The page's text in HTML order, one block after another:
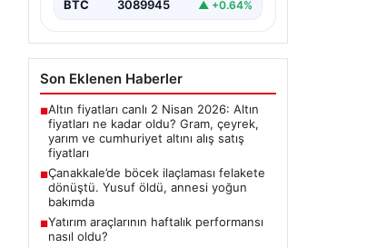
BTC 3089945 ▲ +0.64%
Son Eklenen Haberler
■Altın fiyatları canlı 2 Nisan 2026: Altın
fiyatları ne kadar oldu? Gram, çeyrek,
yarım ve cumhuriyet altını alış satış
fiyatları
■Çanakkale’de böcek ilaçlaması felakete
dönüştü. Yusuf öldü, annesi yoğun
bakımda
■Yatırım araçlarının haftalık performansı
nasıl oldu?